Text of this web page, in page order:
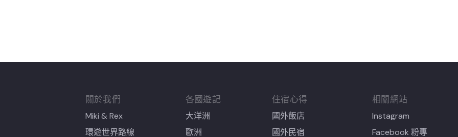
關於我們
Miki & Rex
環遊世界路線
各國遊記
大洋洲
歐洲
住宿心得
國外飯店
國外民宿
相關網站
Instagram
Facebook 粉專